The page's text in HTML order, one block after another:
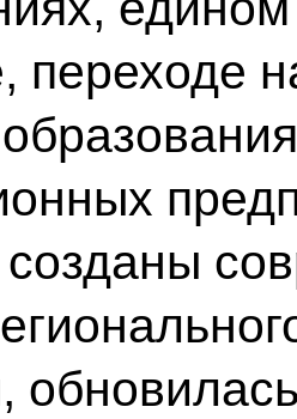
переходе
созданы